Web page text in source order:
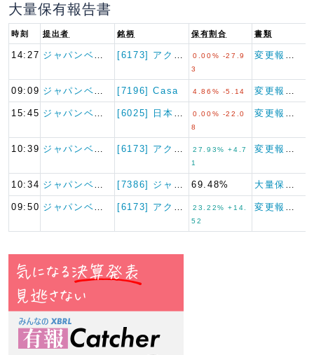
大量保有報告書
時刻 提出者 銘柄 保有割合 書類
14:27
0.00% -27.9
3
09:09 [7196] Casa 4.86% -5.14
15:45
0.00% -22.0
8
10:39
27.93% +4.7
1
10:34 69.48%
09:50
23.22% +14.
52